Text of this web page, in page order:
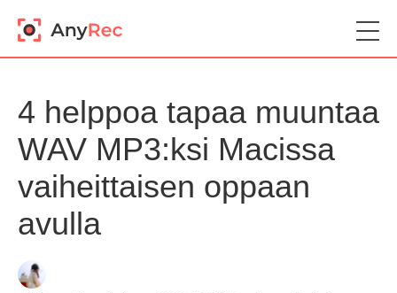
4 helppoa tapaa muuntaa
WAV MP3:ksi Macissa
vaiheittaisen oppaan
avulla